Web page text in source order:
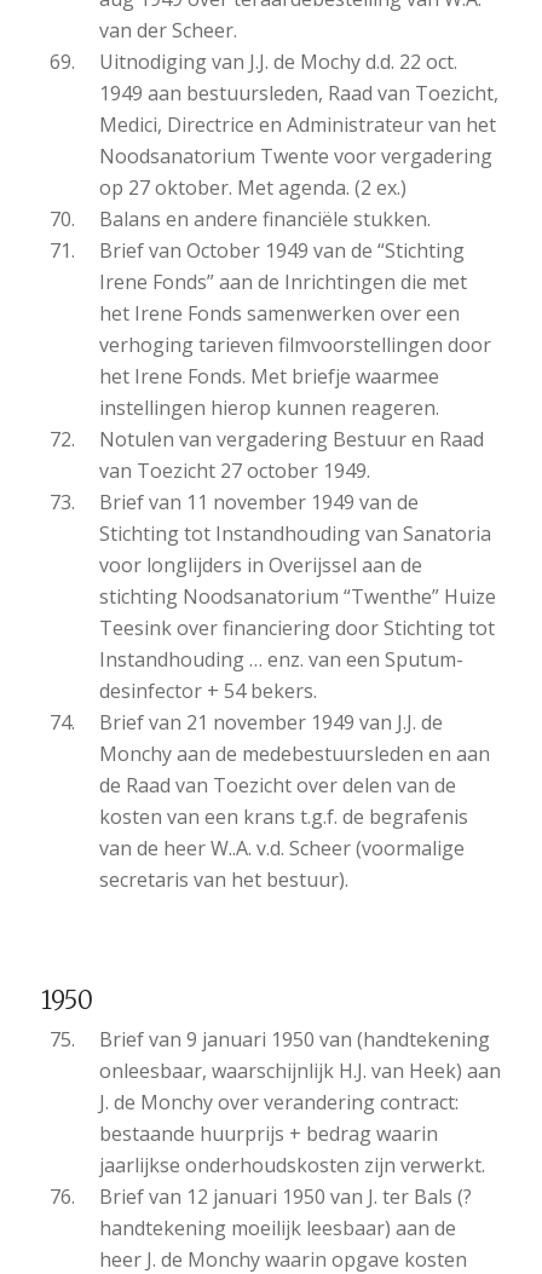
van der Scheer.
Uitnodiging van J.J. de Mochy d.d. 22 oct.
1949 aan bestuursleden, Raad van Toezicht,
Medici, Directrice en Administrateur van het
Noodsanatorium Twente voor vergadering
op 27 oktober. Met agenda. (2 ex.)
Balans en andere financiële stukken.
Brief van October 1949 van de “Stichting
Irene Fonds” aan de Inrichtingen die met
het Irene Fonds samenwerken over een
verhoging tarieven filmvoorstellingen door
het Irene Fonds. Met briefje waarmee
instellingen hierop kunnen reageren.
Notulen van vergadering Bestuur en Raad
van Toezicht 27 october 1949.
Brief van 11 november 1949 van de
Stichting tot Instandhouding van Sanatoria
voor longlijders in Overijssel aan de
stichting Noodsanatorium “Twenthe” Huize
Teesink over financiering door Stichting tot
Instandhouding … enz. van een Sputum-
desinfector + 54 bekers.
Brief van 21 november 1949 van J.J. de
Monchy aan de medebestuursleden en aan
de Raad van Toezicht over delen van de
kosten van een krans t.g.f. de begrafenis
van de heer W..A. v.d. Scheer (voormalige
secretaris van het bestuur).
1950
Brief van 9 januari 1950 van (handtekening
onleesbaar, waarschijnlijk H.J. van Heek) aan
J. de Monchy over verandering contract:
bestaande huurprijs + bedrag waarin
jaarlijkse onderhoudskosten zijn verwerkt.
Brief van 12 januari 1950 van J. ter Bals (?
handtekening moeilijk leesbaar) aan de
heer J. de Monchy waarin opgave kosten